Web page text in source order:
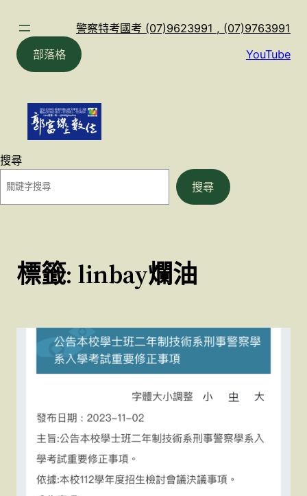
警察特考國考 (07)9623991 , (07)9763991
部落格
YouTube
搜尋
搜尋
標籤: linbay爛油